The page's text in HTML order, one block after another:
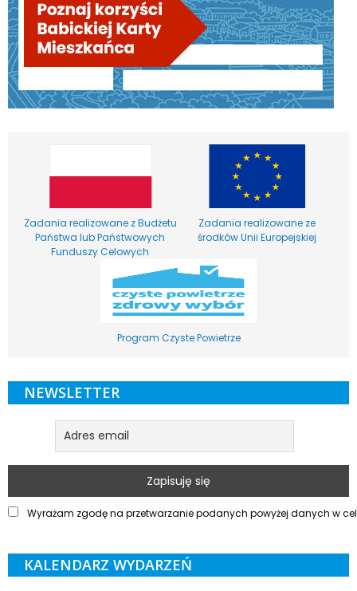
Zadania realizowane z Budżetu
Państwa lub Państwowych
Funduszy Celowych
Zadania realizowane ze
środków Unii Europejskiej
Program Czyste Powietrze
NEWSLETTER
Wyrażam zgodę na przetwarzanie podanych powyżej danych w
KALENDARZ WYDARZEŃ